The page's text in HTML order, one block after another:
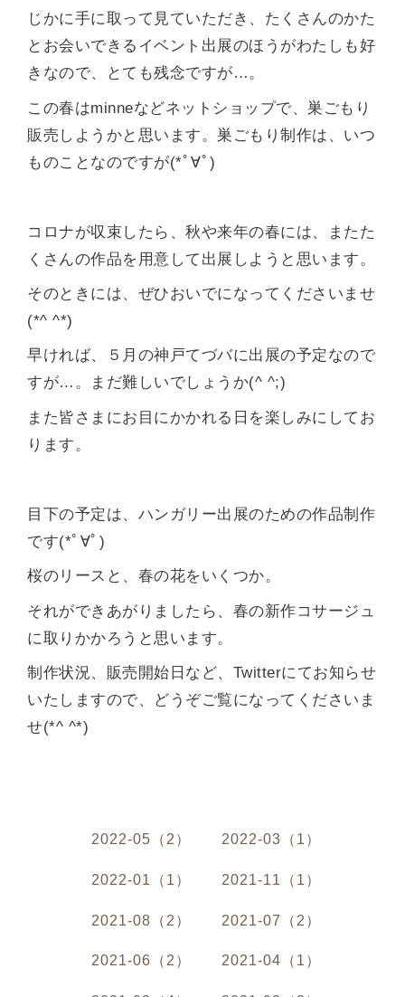
じかに手に取って見ていただき、たくさんのかた
とお会いできるイベント出展のほうがわたしも好
きなので、とても残念ですが…。
この春はminneなどネットショップで、巣ごもり
販売しようかと思います。巣ごもり制作は、いつ
ものことなのですが(*ﾟ∀ﾟ)
コロナが収束したら、秋や来年の春には、またた
くさんの作品を用意して出展しようと思います。
そのときには、ぜひおいでになってくださいませ
(*^ ^*)
早ければ、５月の神戸てづバに出展の予定なので
すが…。まだ難しいでしょうか(^ ^;)
また皆さまにお目にかかれる日を楽しみにしてお
ります。
目下の予定は、ハンガリー出展のための作品制作
です(*ﾟ∀ﾟ)
桜のリースと、春の花をいくつか。
それができあがりましたら、春の新作コサージュ
に取りかかろうと思います。
制作状況、販売開始日など、Twitterにてお知らせ
いたしますので、どうぞご覧になってくださいま
せ(*^ ^*)
2022-05（2） 2022-03（1）
2022-01（1） 2021-11（1）
2021-08（2） 2021-07（2）
2021-06（2） 2021-04（1）